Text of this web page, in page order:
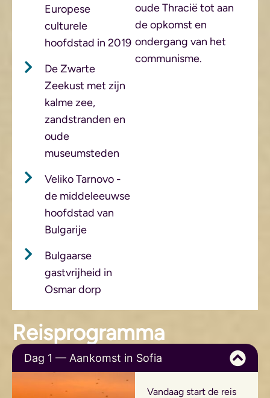
Europese
culturele
hoofdstad in 2019
De Zwarte
Zeekust met zijn
kalme zee,
zandstranden en
oude
museumsteden
Veliko Tarnovo -
de middeleeuwse
hoofdstad van
Bulgarije
Bulgaarse
gastvrijheid in
Osmar dorp
oude Thracië tot aan
de opkomst en
ondergang van het
communisme.
Reisprogramma
Dag 1 — Aankomst in Sofia
Vandaag start de reis